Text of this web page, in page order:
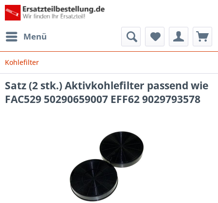
Menü
Kohlefilter
Satz (2 stk.) Aktivkohlefilter passend wie
FAC529 50290659007 EFF62 9029793578